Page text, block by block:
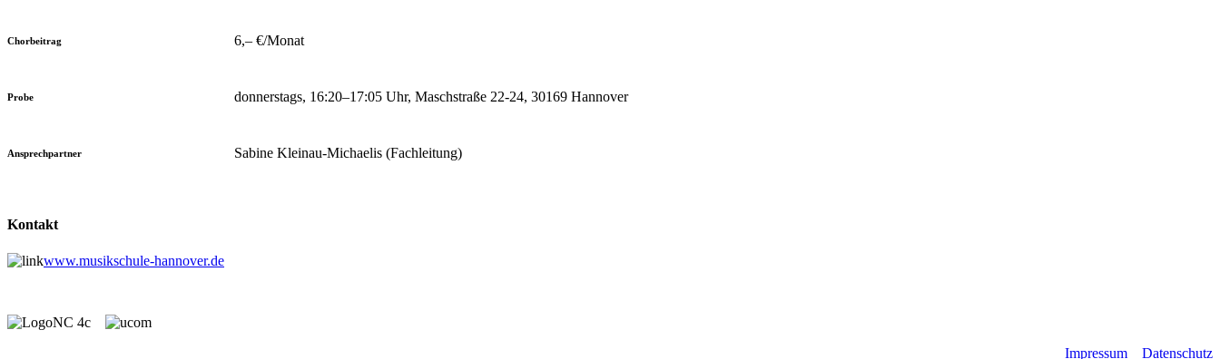
Chorbeitrag 6,– €/Monat
Probe donnerstags, 16:20–17:05 Uhr, Maschstraße 22-24, 30169 Hannover
Ansprechpartner Sabine Kleinau-Michaelis (Fachleitung)
Kontakt
www.musikschule-hannover.de
Impressum Datenschutz